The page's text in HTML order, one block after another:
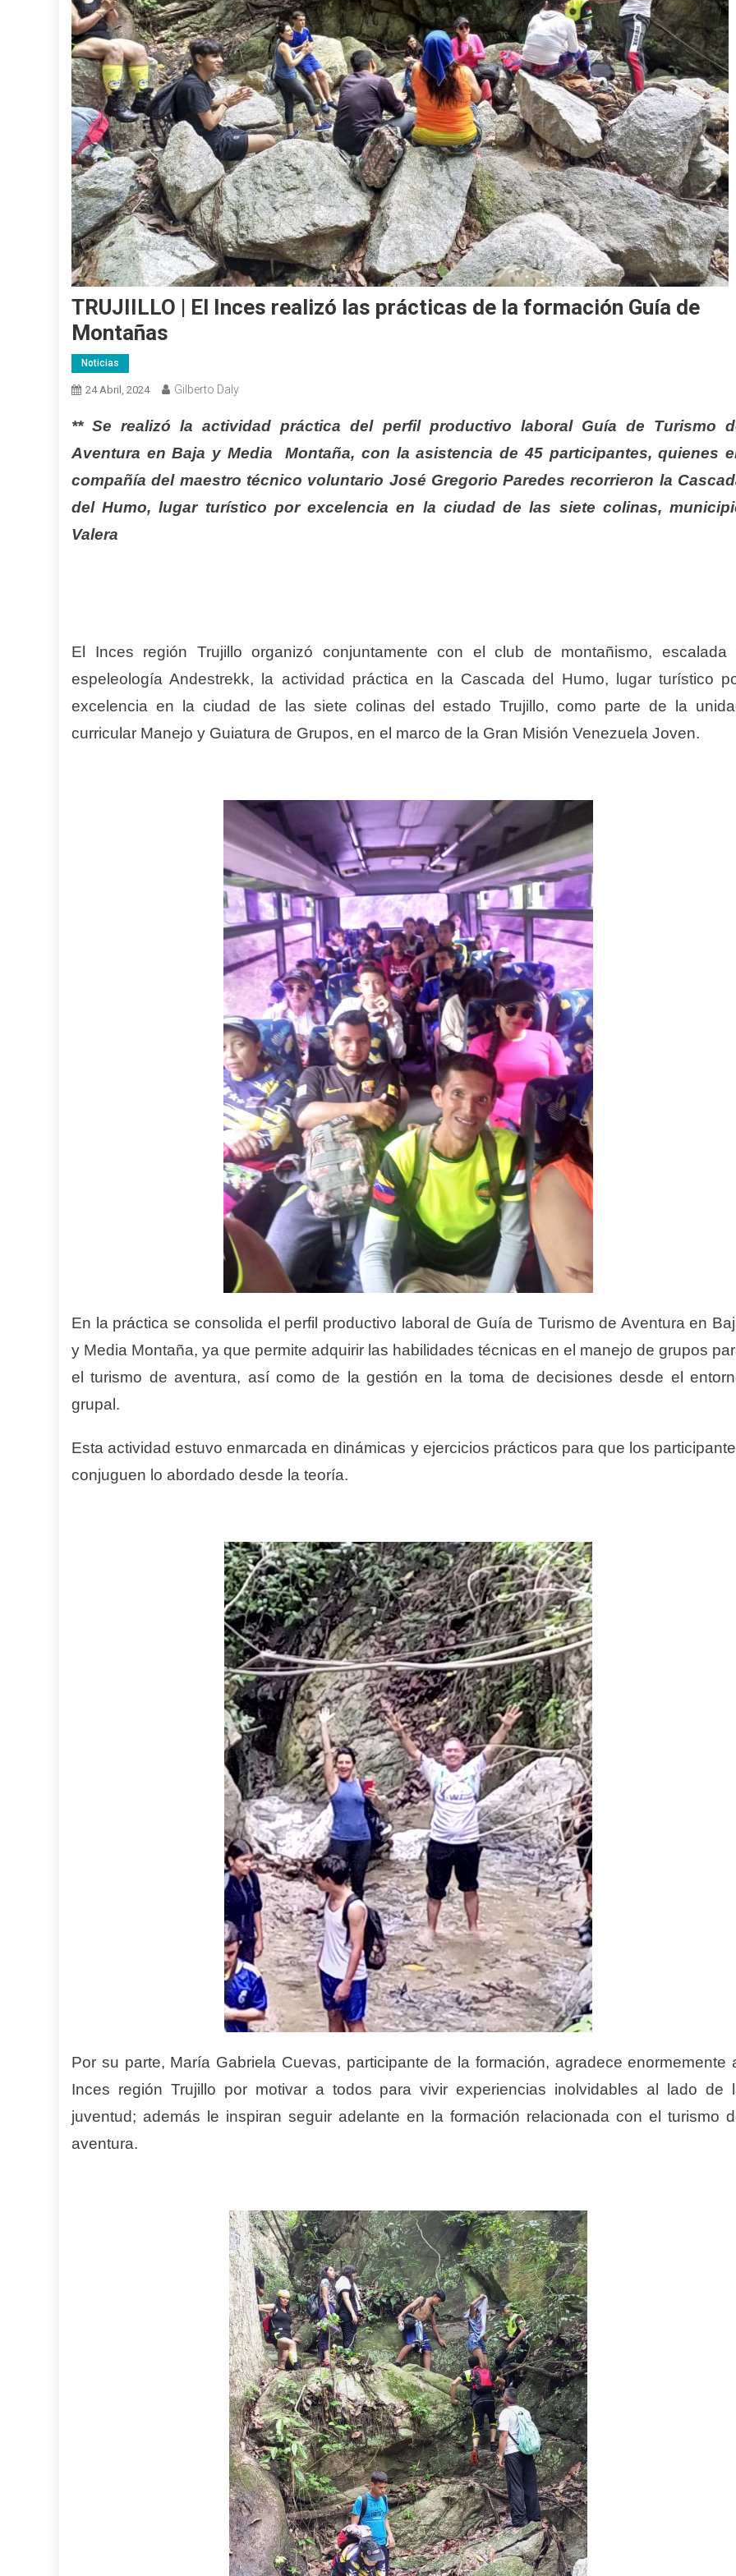
TRUJIILLO | El Inces realizó las prácticas de la formación Guía de
Montañas
Noticias
24 Abril, 2024 Gilberto Daly
** Se realizó la actividad práctica del perfil productivo laboral Guía de Turismo
Aventura en Baja y Media Montaña, con la asistencia de 45 participantes, quienes
compañía del maestro técnico voluntario José Gregorio Paredes recorrieron la
del Humo, lugar turístico por excelencia en la ciudad de las siete colinas,
Valera
El Inces región Trujillo organizó conjuntamente con el club de montañismo, escalada
espeleología Andestrekk, la actividad práctica en la Cascada del Humo, lugar turístico
excelencia en la ciudad de las siete colinas del estado Trujillo, como parte de la
curricular Manejo y Guiatura de Grupos, en el marco de la Gran Misión Venezuela Joven.
En la práctica se consolida el perfil productivo laboral de Guía de Turismo de Aventura en
y Media Montaña, ya que permite adquirir las habilidades técnicas en el manejo de grupos
el turismo de aventura, así como de la gestión en la toma de decisiones desde el
grupal.
Esta actividad estuvo enmarcada en dinámicas y ejercicios prácticos para que los
conjuguen lo abordado desde la teoría.
Por su parte, María Gabriela Cuevas, participante de la formación, agradece enormemente
Inces región Trujillo por motivar a todos para vivir experiencias inolvidables al lado de
juventud; además le inspiran seguir adelante en la formación relacionada con el turismo
aventura.